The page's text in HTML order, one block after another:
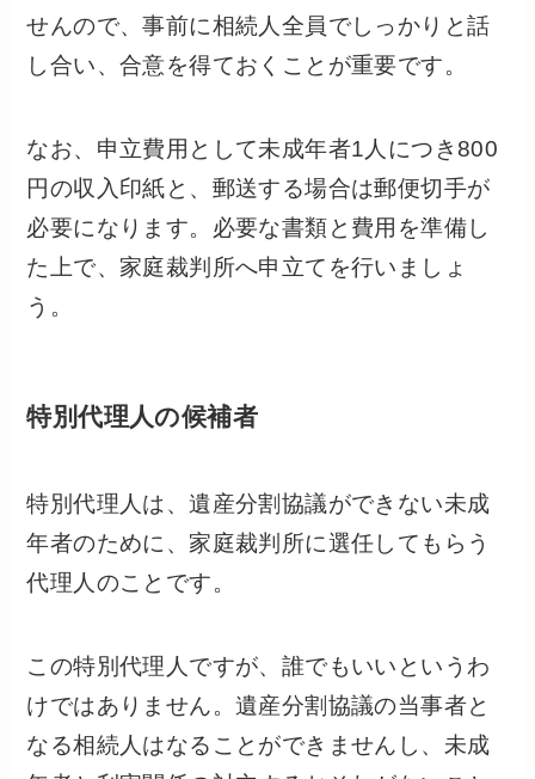
せんので、事前に相続人全員でしっかりと話
し合い、合意を得ておくことが重要です。
なお、申立費用として未成年者1人につき800
円の収入印紙と、郵送する場合は郵便切手が
必要になります。必要な書類と費用を準備し
た上で、家庭裁判所へ申立てを行いましょ
う。
特別代理人の候補者
特別代理人は、遺産分割協議ができない未成
年者のために、家庭裁判所に選任してもらう
代理人のことです。
この特別代理人ですが、誰でもいいというわ
けではありません。遺産分割協議の当事者と
なる相続人はなることができませんし、未成